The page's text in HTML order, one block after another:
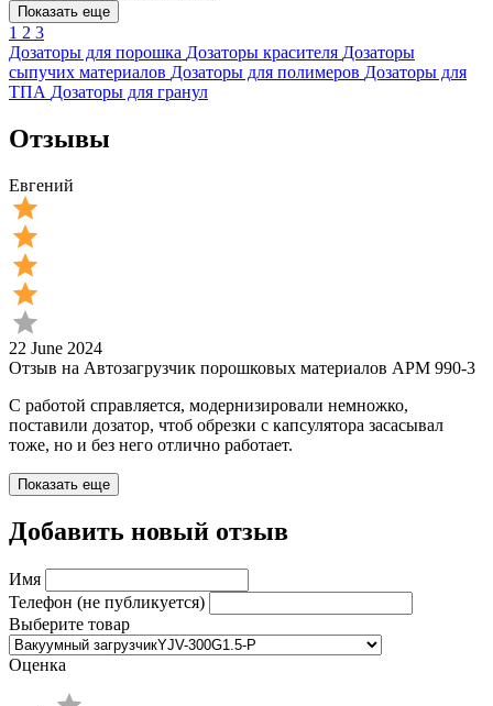
Показать еще
1 2 3
Дозаторы для порошка Дозаторы красителя Дозаторы
сыпучих материалов Дозаторы для полимеров Дозаторы для
ТПА Дозаторы для гранул
Отзывы
Евгений
22 June 2024
Отзыв на Автозагрузчик порошковых материалов APM 990-3
С работой справляется, модернизировали немножко,
поставили дозатор, чтоб обрезки с капсулятора засасывал
тоже, но и без него отлично работает.
Показать еще
Добавить новый отзыв
Имя
Телефон (не публикуется)
Выберите товар
Оценка